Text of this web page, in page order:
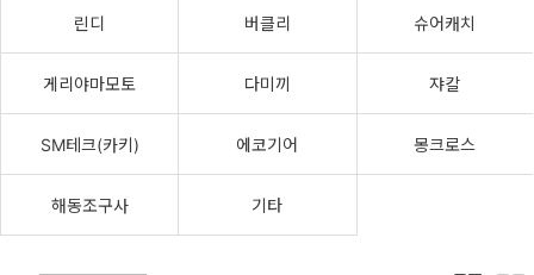
린디 버클리 슈어캐치
게리야마모토 다미끼 쟈칼
SM테크(카키) 에코기어 몽크로스
해동조구사 기타